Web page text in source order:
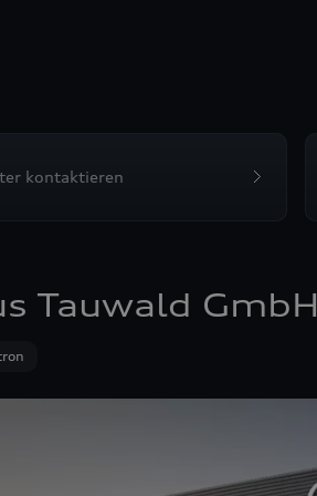
kontaktieren
Tauwald GmbH